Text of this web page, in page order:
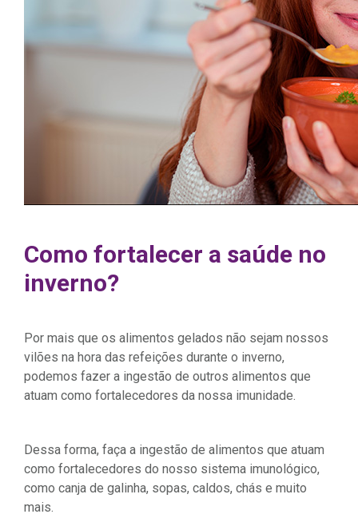
Como fortalecer a saúde no
inverno?
Por mais que os alimentos gelados não sejam nossos
vilões na hora das refeições durante o inverno,
podemos fazer a ingestão de outros alimentos que
atuam como fortalecedores da nossa imunidade.
Dessa forma, faça a ingestão de alimentos que atuam
como fortalecedores do nosso sistema imunológico,
como canja de galinha, sopas, caldos, chás e muito
mais.